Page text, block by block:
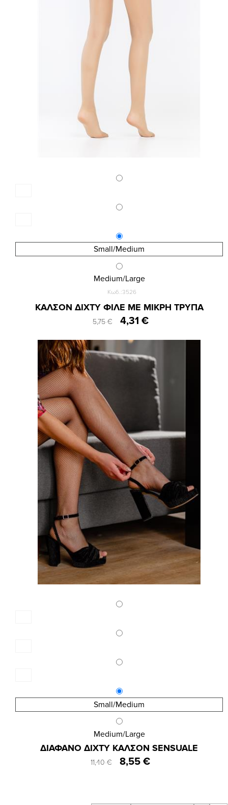
Small/Medium
Medium/Large
Κωδ.:3526
ΚΑΛΣΟΝ ΔΙΧΤΥ ΦΙΛΕ ΜΕ ΜΙΚΡΗ ΤΡΥΠΑ
5,75 € 4,31 €
Small/Medium
Medium/Large
Κωδ.:3525
ΔΙΑΦΑΝΟ ΔΙΧΤΥ ΚΑΛΣΟΝ SENSUALE
11,40 € 8,55 €